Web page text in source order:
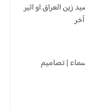
زين العراق او اثير
| تصاميم